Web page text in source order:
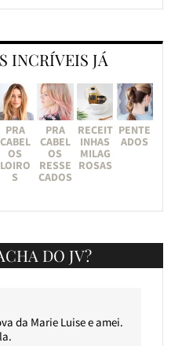
INCRÍVEIS JÁ
PRA
CABEL
OS
LOIRO
S
PRA
CABEL
OS
RESSE
CADOS
RECEIT
INHAS
MILAG
ROSAS
PENTE
ADOS
DO JV?
da Marie Luise e amei.